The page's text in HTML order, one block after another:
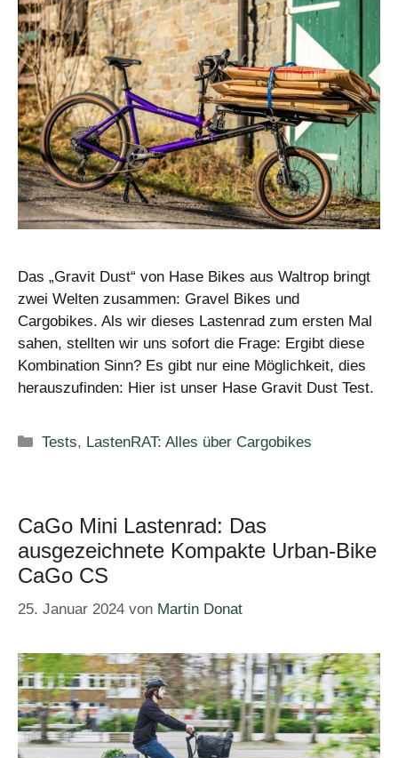
Das „Gravit Dust“ von Hase Bikes aus Waltrop bringt
zwei Welten zusammen: Gravel Bikes und
Cargobikes. Als wir dieses Lastenrad zum ersten Mal
sahen, stellten wir uns sofort die Frage: Ergibt diese
Kombination Sinn? Es gibt nur eine Möglichkeit, dies
herauszufinden: Hier ist unser Hase Gravit Dust Test.
Kategorien
Tests, LastenRAT: Alles über Cargobikes
CaGo Mini Lastenrad: Das
ausgezeichnete Kompakte Urban-Bike
CaGo CS
25. Januar 2024 von Martin Donat